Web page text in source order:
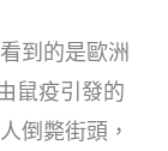
到的是歐洲
鼠疫引發的
倒斃街頭，